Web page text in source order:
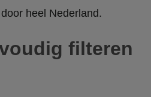
heel Nederland.
filteren